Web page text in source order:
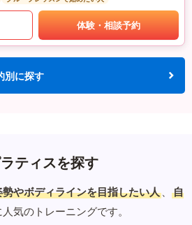
体験・相談予約
別に探す
ティスを探す
やボディラインを目指したい人 、
自
人気のトレーニングです。